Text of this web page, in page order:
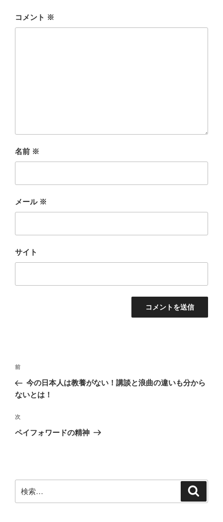
コメント ※
名前 ※
メール ※
サイト
投
ナ
ゲ
ー
前
の
投
前
今の日本人は教養がない！講談と浪曲の違いも分から
ないとは！
次
の
次
ペイフォワードの精神
索: